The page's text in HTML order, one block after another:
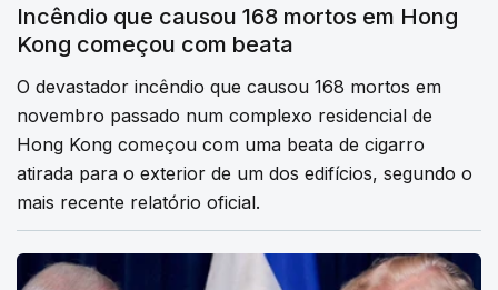
Incêndio que causou 168 mortos em Hong
Kong começou com beata
O devastador incêndio que causou 168 mortos em
novembro passado num complexo residencial de
Hong Kong começou com uma beata de cigarro
atirada para o exterior de um dos edifícios, segundo o
mais recente relatório oficial.